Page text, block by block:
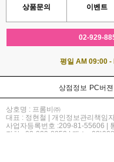
상품문의 이벤트
02-929-
평일 AM 09:00 -
상점정보 PC버젼
상호명 : 프롬비㈜
대표 : 정현철 | 개인정보관리책임
사업자등록번호 :209-81-55606 |
전화 : 02-929-8852 | 팩스 :